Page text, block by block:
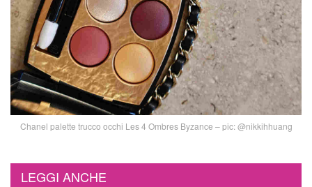
Chanel palette trucco occhi Les 4 Ombres Byzance – pic: @nikkihhuang
LEGGI ANCHE